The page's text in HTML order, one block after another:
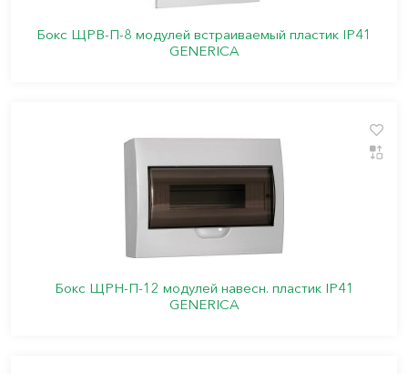
Бокс ЩРВ-П-8 модулей встраиваемый пластик IP41
GENERICA
Бокс ЩРН-П-12 модулей навесн. пластик IP41
GENERICA